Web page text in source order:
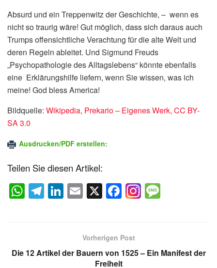
Absurd und ein Treppenwitz der Geschichte, – wenn es
nicht so traurig wäre! Gut möglich, dass sich daraus auch
Trumps offensichtliche Verachtung für die alte Welt und
deren Regeln ableitet. Und Sigmund Freuds
„Psychopathologie des Alltagslebens“ könnte ebenfalls
eine Erklärungshilfe liefern, wenn Sie wissen, was ich
meine! God bless America!
Bildquelle: Wikipedia, Prekario – Eigenes Werk, CC BY-
SA 3.0
Ausdrucken/PDF erstellen:
Teilen Sie diesen Artikel:
W
h
A
T
el
a
Li
n
dI
E
m
X F
a
e
b g
Vorherigen Post
Die 12 Artikel der Bauern von 1525 – Ein Manifest der
Freiheit